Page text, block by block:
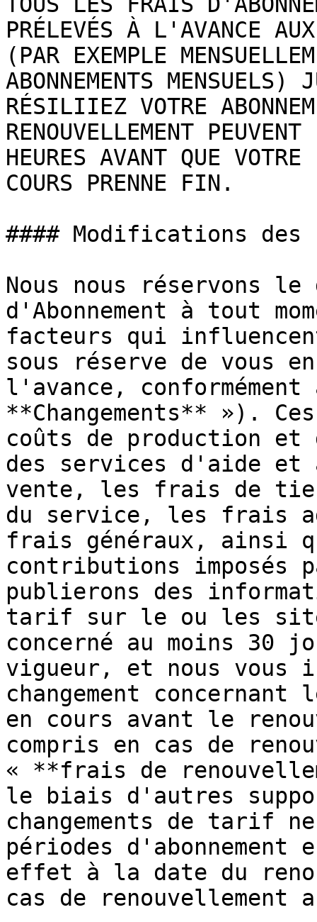
PRÉLEVÉS À L'AVANCE AUX
(PAR EXEMPLE
ABONNEMENTS MENSUELS)
RÉSILIIEZ VOTRE
RENOUVELLEMENT
HEURES AVANT QUE
COURS PRENNE FIN.
#### Modifications des
Nous nous réservons
d'Abonnement à tout
facteurs qui
sous réserve de vous
l'avance,
**Changements** »).
coûts de production
des services d'aide
vente, les frais de
du service, les frais
frais généraux, ainsi
contributions imposés
publierons des
tarif sur le ou les
concerné au moins 30
vigueur, et nous vous
changement
en cours avant le
compris en cas de
« **frais de
le biais d'autres
changements de tarif
périodes
effet à la date du
cas de renouvellement